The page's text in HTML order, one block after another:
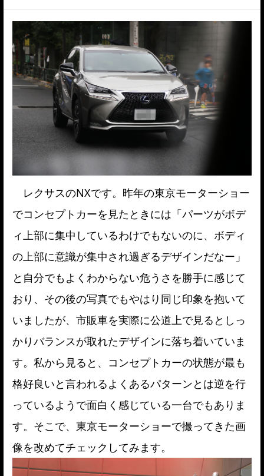
レクサスのNXです。昨年の東京モーターショー
でコンセプトカーを見たときには「パーツがボデ
ィ上部に集中しているわけでもないのに、ボディ
の上部に意識が集中され過ぎるデザインだなー」
と自分でもよくわからない危うさを勝手に感じて
おり、その後の写真でもやはり同じ印象を抱いて
いましたが、市販車を実際に公道上で見るとしっ
かりバランスが取れたデザインに落ち着いていま
す。私から見ると、コンセプトカーの状態が最も
格好良いと言われるよくあるパターンとは逆を行
っているようで面白く感じている一台でもありま
す。そこで、東京モーターショーで撮ってきた画
像を改めてチェックしてみます。